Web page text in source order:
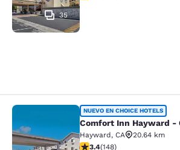
35
Comfort Inn Hayward
NUEVO EN CHOICE HOTELS
Comfort Inn Hayward -
Hayward, CA
20.64 km
calificación de 3.41 estrellas.
3.4(148)